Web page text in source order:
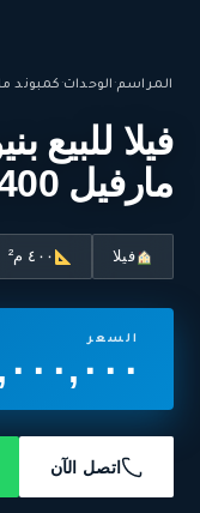
المراسم· الوحدات· كمبوند
فيلا للبيع
مارفيل 400متراً
فيلا ٤٠٠ م²
السعر
اتصل الآن